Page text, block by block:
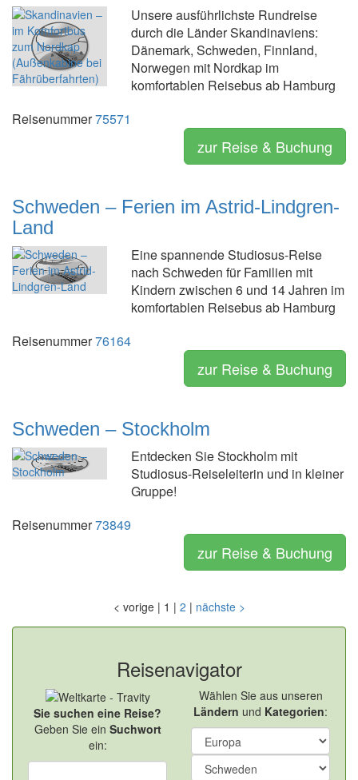
Unsere ausführlichste Rundreise
durch die Länder Skandinaviens:
Dänemark, Schweden, Finnland,
Norwegen mit Nordkap im
komfortablen Reisebus ab Hamburg
Reisenummer75571
zur Reise & Buchung
Schweden – Ferien im Astrid-Lindgren-
Land
Eine spannende Studiosus-Reise
nach Schweden für Familien mit
Kindern zwischen 6 und 14 Jahren im
komfortablen Reisebus ab Hamburg
Reisenummer76164
zur Reise & Buchung
Schweden – Stockholm
Entdecken Sie Stockholm mit
Studiosus-Reiseleiterin und in kleiner
Gruppe!
Reisenummer73849
zur Reise & Buchung
< vorige | 1 | 2 | nächste >
Reisenavigator
Sie suchen eine Reise?
Geben Sie ein Suchwort
ein:
Wählen Sie aus unseren
Ländern und Kategorien: